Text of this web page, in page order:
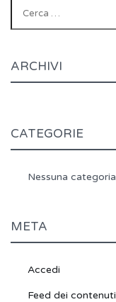
ARCHIVI
CATEGORIE
Nessuna categoria
META
Accedi
Feed dei contenuti